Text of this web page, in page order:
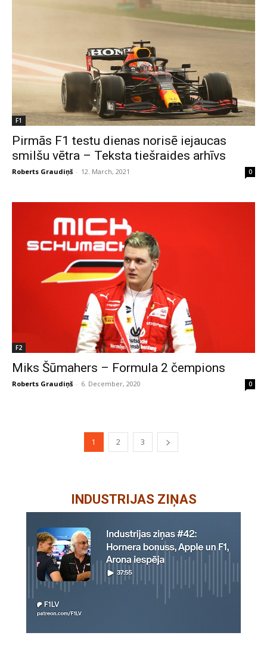
F1
Pirmās F1 testu dienas norisē iejaucas
smilšu vētra – Teksta tiešraides arhīvs
Roberts Graudiņš - 12. March, 2021 0
F2
Miks Šūmahers – Formula 2 čempions
Roberts Graudiņš - 6. December, 2020 0
1 2 3
INDUSTRIJAS ZIŅAS